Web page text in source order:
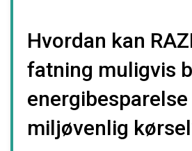
Hvordan kan
fatning muligvis
energibesparelse
miljøvenlig